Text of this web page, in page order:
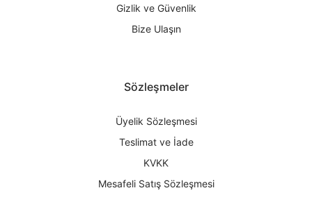
Gizlik ve Güvenlik
Bize Ulaşın
Sözleşmeler
Üyelik Sözleşmesi
Teslimat ve İade
KVKK
Mesafeli Satış Sözleşmesi